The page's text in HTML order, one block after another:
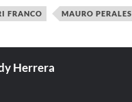
FRANCO MAURO PERALES
Herrera